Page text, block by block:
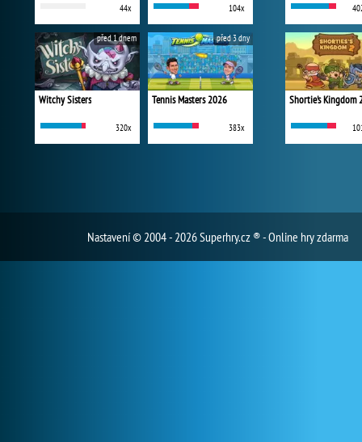
44x 104x
Witchy Sisters
320x
před 1 dnem
Tennis Masters 2026
383x
před 3 dny
Shortie's Kingdom
Nastavení© 2004 - 2026 Superhry.cz ® - Online hry zdarma